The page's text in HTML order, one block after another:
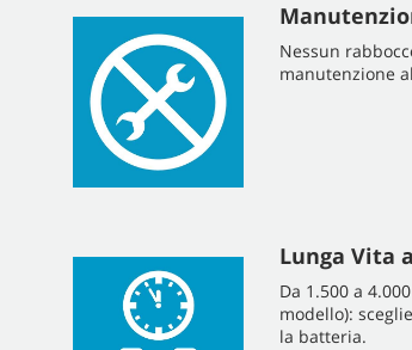
Nessun
manutenzione
Lunga Vita
Da 1.500 a
modello):
la batteria.